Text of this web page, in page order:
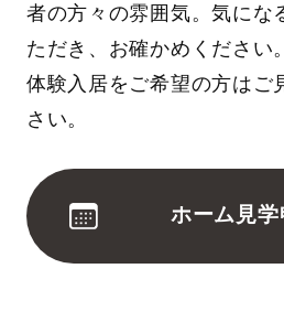
者の方々の雰囲気。気にな
ただき、お確かめください。
体験入居をご希望の方はご
さい。
ホーム見学